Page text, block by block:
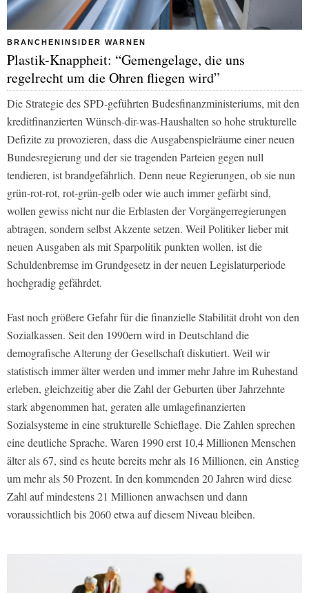
BRANCHENINSIDER WARNEN
Plastik-Knappheit: “Gemengelage, die uns
regelrecht um die Ohren fliegen wird”
Die Strategie des SPD-geführten Budesfinanzministeriums, mit den
kreditfinanzierten Wünsch-dir-was-Haushalten so hohe strukturelle
Defizite zu provozieren, dass die Ausgabenspielräume einer neuen
Bundesregierung und der sie tragenden Parteien gegen null
tendieren, ist brandgefährlich. Denn neue Regierungen, ob sie nun
grün-rot-rot, rot-grün-gelb oder wie auch immer gefärbt sind,
wollen gewiss nicht nur die Erblasten der Vorgängerregierungen
abtragen, sondern selbst Akzente setzen. Weil Politiker lieber mit
neuen Ausgaben als mit Sparpolitik punkten wollen, ist die
Schuldenbremse im Grundgesetz in der neuen Legislaturperiode
hochgradig gefährdet.
Fast noch größere Gefahr für die finanzielle Stabilität droht von den
Sozialkassen. Seit den 1990ern wird in Deutschland die
demografische Alterung der Gesellschaft diskutiert. Weil wir
statistisch immer älter werden und immer mehr Jahre im Ruhestand
erleben, gleichzeitig aber die Zahl der Geburten über Jahrzehnte
stark abgenommen hat, geraten alle umlagefinanzierten
Sozialsysteme in eine strukturelle Schieflage. Die Zahlen sprechen
eine deutliche Sprache. Waren 1990 erst 10,4 Millionen Menschen
älter als 67, sind es heute bereits mehr als 16 Millionen, ein Anstieg
um mehr als 50 Prozent. In den kommenden 20 Jahren wird diese
Zahl auf mindestens 21 Millionen anwachsen und dann
voraussichtlich bis 2060 etwa auf diesem Niveau bleiben.